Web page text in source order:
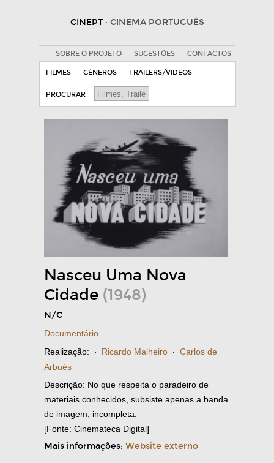
CINEPT · CINEMA PORTUGUÊS
SOBRE O PROJETO SUGESTÕES CONTACTOS
FILMES GÉNEROS TRAILERS/VIDEOS
PROCURAR
Nasceu Uma Nova
Cidade (1948)
N/C
Documentário
Realização: · Ricardo Malheiro · Carlos de
Arbués
Descrição: No que respeita o paradeiro de
materiais conhecidos, subsiste apenas a banda
de imagem, incompleta.
[Fonte: Cinemateca Digital]
Mais informações: Website externo